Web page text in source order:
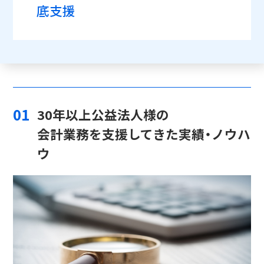
底支援
01 30年以上公益法人様の
会計業務を支援してきた実績・ノウハ
ウ